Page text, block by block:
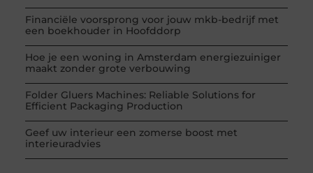
Financiële voorsprong voor jouw mkb-bedrijf met
een boekhouder in Hoofddorp
Hoe je een woning in Amsterdam energiezuiniger
maakt zonder grote verbouwing
Folder Gluers Machines: Reliable Solutions for
Efficient Packaging Production
Geef uw interieur een zomerse boost met
interieuradvies